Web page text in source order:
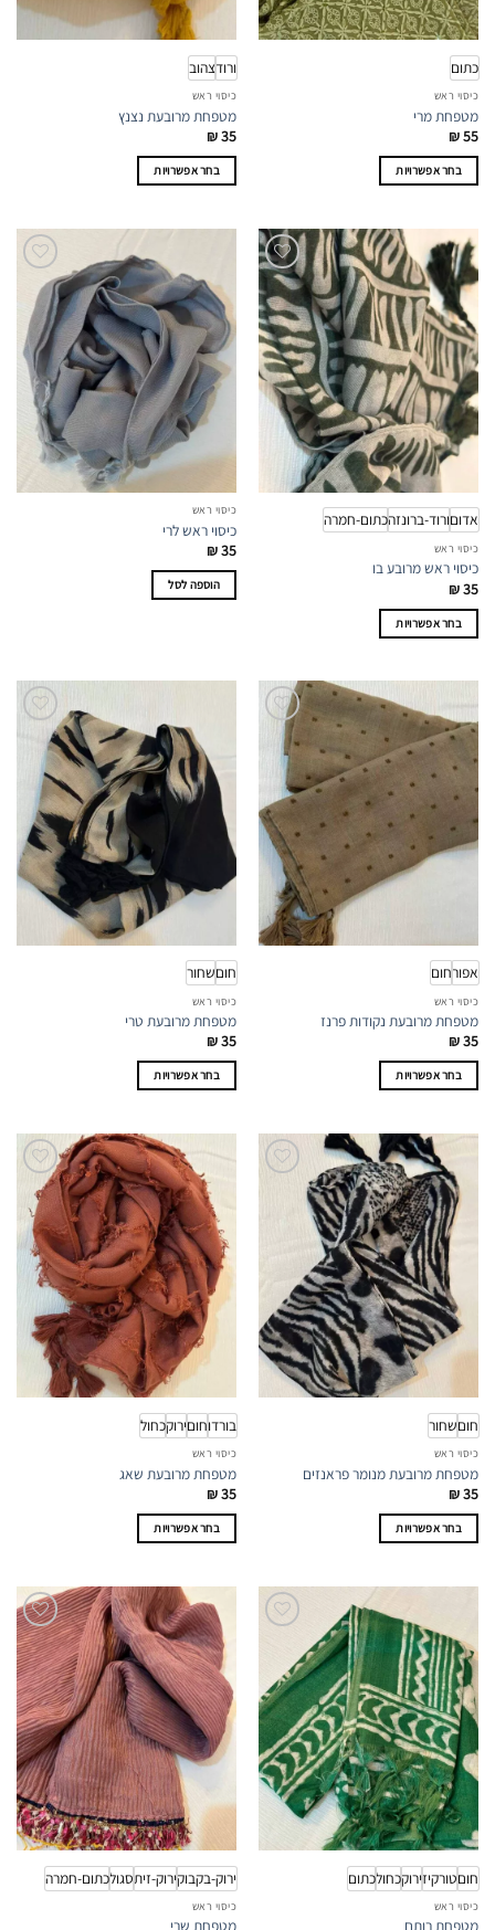
כתום
כיסוי ראש
מטפחת מרי
₪55
בחר אפשרויות
יש
מספר
סוגים.
ניתן
לבחור
את
האפשרויות
בעמוד
המוצר
ורודצהוב
כיסוי ראש
מטפחת מרובעת נצנץ
₪35
בחר אפשרויות
סוגים.
ניתן
לבחור
את
האפשרויות
בעמוד
המוצר
אדוםורוד-ברונזהכתום-חמרה
כיסוי ראש
כיסוי ראש מרובע בו
₪35
בחר אפשרויות
מספר
סוגים.
ניתן
לבחור
האפשרויות
בעמוד
כיסוי ראש
כיסוי ראש לרי
₪35
הוספה לסל
אפורחום
כיסוי ראש
מטפחת מרובעת נקודות פרנז
₪35
בחר אפשרויות
מספר
סוגים.
ניתן
לבחור
האפשרויות
בעמוד
המוצר
חוםשחור
כיסוי ראש
מטפחת מרובעת טרי
₪35
בחר אפשרויות
סוגים.
ניתן
לבחור
את
האפשרויות
בעמוד
המוצר
חוםשחור
כיסוי ראש
מטפחת מרובעת מנומר פראנזים
₪35
בחר אפשרויות
סוגים.
ניתן
לבחור
את
האפשרויות
בעמוד
המוצר
בורדוחוםירוקכחול
כיסוי ראש
מטפחת מרובעת שאג
₪35
בחר אפשרויות
מספר
סוגים.
ניתן
לבחור
את
האפשרויות
בעמוד
חוםטורקיזירוקכחולכתום
כיסוי ראש
ירוק-בקבוקירוק-זיתסגולכתום-חמרה
כיסוי ראש